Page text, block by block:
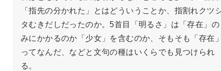
「指先の分かれた」とはどういうことか、指割れクツ
タむきだしだったのか。5首目「明るさ」は「存在」の
みにかかるのか「少女」を含むのか、そもそも「存在
ってなんだ、などと文句の種はいくらでも見つけられ
る。